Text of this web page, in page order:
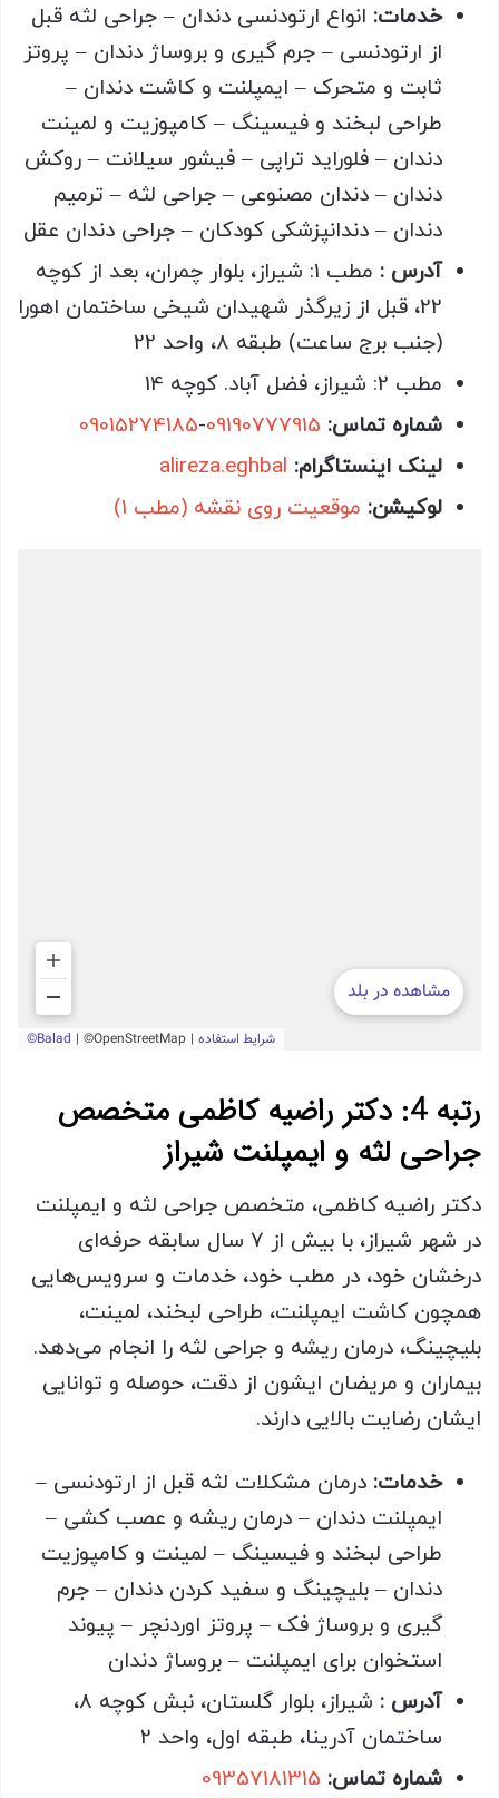
خدمات: انواع ارتودنسی دندان – جراحی لثه قبل
از ارتودنسی – جرم گیری و بروساژ دندان – پروتز
ثابت و متحرک – ایمپلنت و کاشت دندان –
طراحی لبخند و فیسینگ – کامپوزیت و لمینت
دندان – فلوراید تراپی – فیشور سیلانت – روکش
دندان – دندان مصنوعی – جراحی لثه – ترمیم
دندان – دندانپزشکی کودکان – جراحی دندان عقل
آدرس :
مطب 1: شیراز، بلوار چمران، بعد از کوچه
22، قبل از زیرگذر شهیدان شیخی ساختمان اهورا
(جنب برج ساعت) طبقه ۸، واحد 22
مطب 2: شیراز، فضل آباد. کوچه 14
شماره تماس: 09190777915
-
09015274185
لینک اینستاگرام: alireza.eghbal
لوکیشن: موقعیت روی نقشه (مطب 1)
رتبه 4: دکتر راضیه کاظمی متخصص
جراحی لثه و ایمپلنت شیراز
دکتر راضیه کاظمی، متخصص جراحی لثه و ایمپلنت
در شهر شیراز، با بیش از ۷ سال سابقه حرفه‌ای
درخشان خود، در مطب خود، خدمات و سرویس‌هایی
همچون کاشت ایمپلنت، طراحی لبخند، لمینت،
بلیچینگ، درمان ریشه و جراحی لثه را انجام می‌دهد.
بیماران و مریضان ایشون از دقت، حوصله و توانایی
ایشان رضایت بالایی دارند.
خدمات: درمان مشکلات لثه قبل از ارتودنسی –
ایمپلنت دندان – درمان ریشه و عصب کشی –
طراحی لبخند و فیسینگ – لمینت و کامپوزیت
دندان – بلیچینگ و سفید کردن دندان – جرم
گیری و بروساژ فک – پروتز اوردنچر – پیوند
استخوان برای ایمپلنت – بروساژ دندان
آدرس :
شیراز، بلوار گلستان، نبش کوچه 8،
ساختمان آدرینا، طبقه اول، واحد 2
شماره تماس: